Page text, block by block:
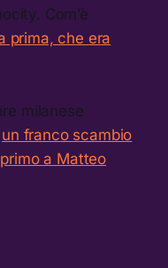
Com’è
prima, che era
milanese
un franco scambio
a Matteo